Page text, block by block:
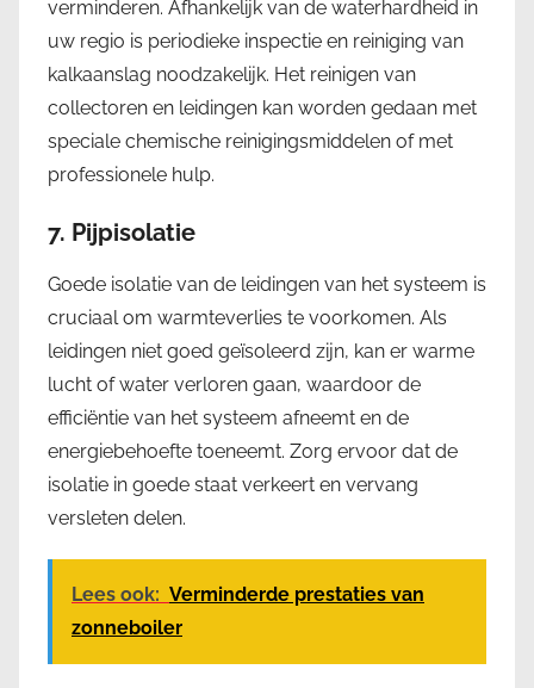
verminderen. Afhankelijk van de waterhardheid in
uw regio is periodieke inspectie en reiniging van
kalkaanslag noodzakelijk. Het reinigen van
collectoren en leidingen kan worden gedaan met
speciale chemische reinigingsmiddelen of met
professionele hulp.
7. Pijpisolatie
Goede isolatie van de leidingen van het systeem is
cruciaal om warmteverlies te voorkomen. Als
leidingen niet goed geïsoleerd zijn, kan er warme
lucht of water verloren gaan, waardoor de
efficiëntie van het systeem afneemt en de
energiebehoefte toeneemt. Zorg ervoor dat de
isolatie in goede staat verkeert en vervang
versleten delen.
Lees ook: Verminderde prestaties van
zonneboiler